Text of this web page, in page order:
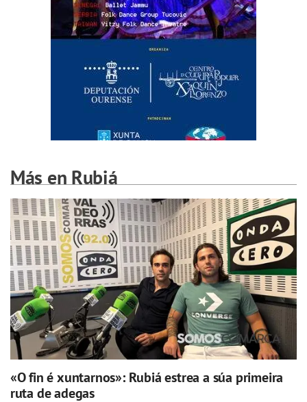
Más en Rubiá
«O fin é xuntarnos»: Rubiá estrea a súa primeira
ruta de adegas